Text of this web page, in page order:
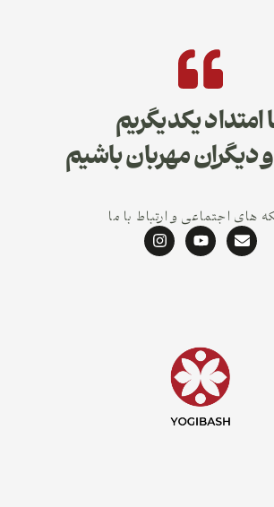
امتداد یکدیگریم
دیگران مهربان باشیم
های اجتماعی و ارتباط با ما